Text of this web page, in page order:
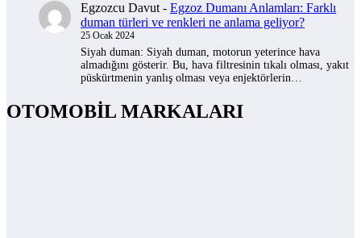
Egzozcu Davut - Egzoz Dumanı Anlamları: Farklı
duman türleri ve renkleri ne anlama geliyor?
25 Ocak 2024
Siyah duman: Siyah duman, motorun yeterince hava
almadığını gösterir. Bu, hava filtresinin tıkalı olması, yakıt
püskürtmenin yanlış olması veya enjektörlerin…
OTOMOBİL MARKALARI